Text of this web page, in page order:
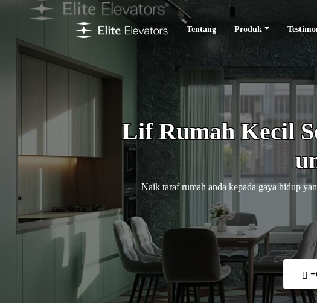
Tentang Produk
Lif Rumah Kecil
Naik taraf rumah anda kepada gaya hidup